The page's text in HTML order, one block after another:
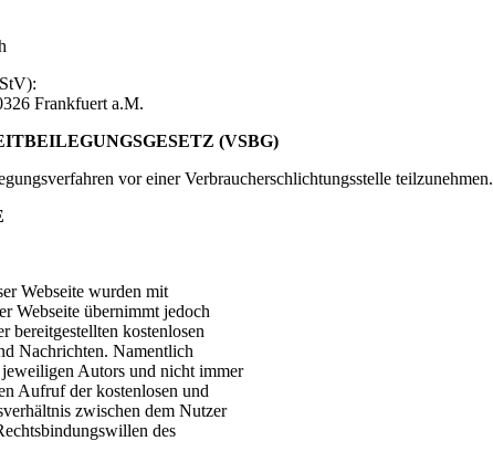
Frankfuert a.M.
(VSBG)
vor einer Verbraucherschlichtungsstelle teilzunehmen.
Webseite wurden mit
Webseite übernimmt jedoch
kostenlosen
Nachrichten. Namentlich
Autors und nicht immer
Aufruf der kostenlosen und
zwischen dem Nutzer
des